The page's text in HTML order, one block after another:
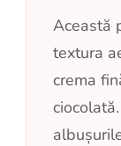
Această
textura
crema